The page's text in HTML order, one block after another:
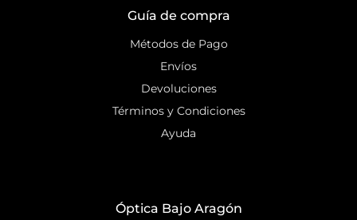
Guía de compra
Métodos de Pago
Envíos
Devoluciones
Términos y Condiciones
Ayuda
Óptica Bajo Aragón